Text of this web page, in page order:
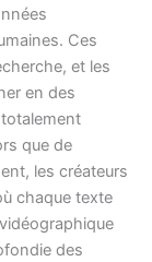
Ces
et les
en des
que de
les créateurs
chaque texte
des